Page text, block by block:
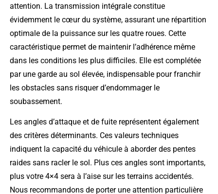
attention. La transmission intégrale constitue
évidemment le cœur du système, assurant une répartition
optimale de la puissance sur les quatre roues. Cette
caractéristique permet de maintenir l’adhérence même
dans les conditions les plus difficiles. Elle est complétée
par une garde au sol élevée, indispensable pour franchir
les obstacles sans risquer d’endommager le
soubassement.
Les angles d’attaque et de fuite représentent également
des critères déterminants. Ces valeurs techniques
indiquent la capacité du véhicule à aborder des pentes
raides sans racler le sol. Plus ces angles sont importants,
plus votre 4×4 sera à l’aise sur les terrains accidentés.
Nous recommandons de porter une attention particulière